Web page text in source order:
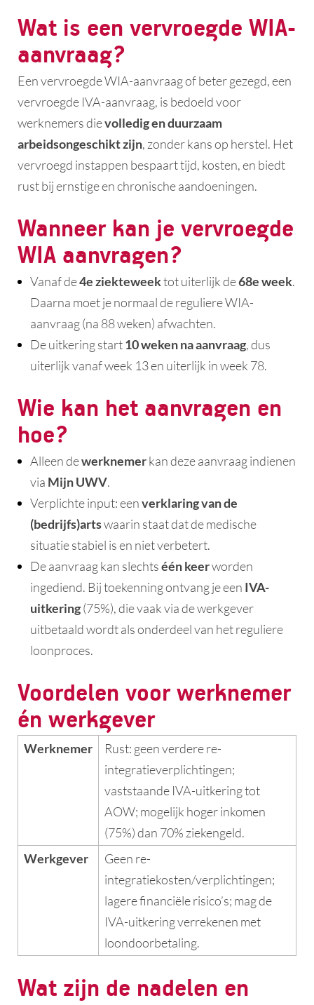
Wat is een vervroegde WIA-
aanvraag?
Een vervroegde WIA-aanvraag of beter gezegd, een
vervroegde IVA-aanvraag, is bedoeld voor
werknemers dievolledig en duurzaam
arbeidsongeschikt zijn, zonder kans op herstel. Het
vervroegd instappen bespaart tijd, kosten, en biedt
rust bij ernstige en chronische aandoeningen.
Wanneer kan je vervroegde
WIA aanvragen?
Vanaf de4e ziekteweektot uiterlijk de68e week.
Daarna moet je normaal de reguliere WIA-
aanvraag (na 88 weken) afwachten.
De uitkering start10 weken na aanvraag, dus
uiterlijk vanaf week 13 en uiterlijk in week 78.
Wie kan het aanvragen en
hoe?
Alleen dewerknemerkan deze aanvraag indienen
via Mijn UWV.
Verplichte input: eenverklaring van de
(bedrijfs)artswaarin staat dat de medische
situatie stabiel is en niet verbetert.
De aanvraag kan slechtséén keerworden
ingediend. Bij toekenning ontvang je een IVA-
uitkering(75%), die vaak via de werkgever
uitbetaald wordt als onderdeel van het reguliere
loonproces.
Voordelen voor werknemer
én werkgever
Werknemer
Rust: geen verdere re-
integratieverplichtingen;
vaststaande IVA-uitkering tot
AOW; mogelijk hoger inkomen
(75%) dan 70% ziekengeld.
Werkgever
Geen re-
integratiekosten/verplichtingen;
lagere financiële risico’s; mag de
IVA-uitkering verrekenen met
loondoorbetaling.
Wat zijn de nadelen en